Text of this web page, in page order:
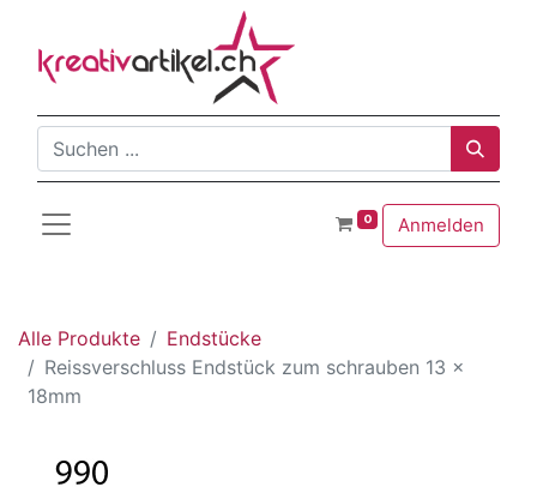
0 Anmelden
Alle Produkte
Endstücke
Reissverschluss Endstück zum schrauben 13 x
18mm